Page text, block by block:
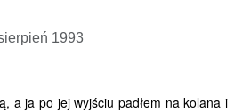
1993
a ja po jej wyjściu padłem na kolana i